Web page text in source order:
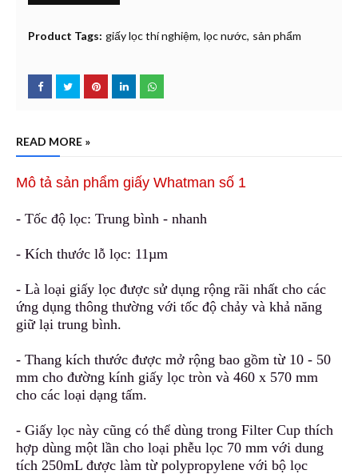
Product Tags: giấy lọc thí nghiệm lọc nước sản phẩm
READ MORE »
Mô tả sản phẩm giấy Whatman số 1
- Tốc độ lọc: Trung bình - nhanh
- Kích thước lỗ lọc: 11µm
- Là loại giấy lọc được sử dụng rộng rãi nhất cho các
ứng dụng thông thường với tốc độ chảy và khả năng
giữ lại trung bình.
- Thang kích thước được mở rộng bao gồm từ 10 - 50
mm cho đường kính giấy lọc tròn và 460 x 570 mm
cho các loại dạng tấm.
- Giấy lọc này cũng có thể dùng trong Filter Cup thích
hợp dùng một lần cho loại phễu lọc 70 mm với dung
tích 250mL được làm từ polypropylene với bộ lọc